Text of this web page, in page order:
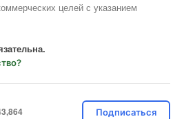
целей с указанием
Подписаться